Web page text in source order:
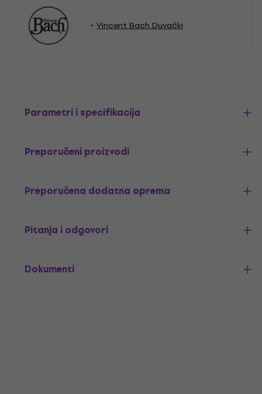
Vincent Bach Duvački
Parametri i specifikacija
Preporučeni proizvodi
Preporučena dodatna oprema
Pitanja i odgovori
Dokumenti